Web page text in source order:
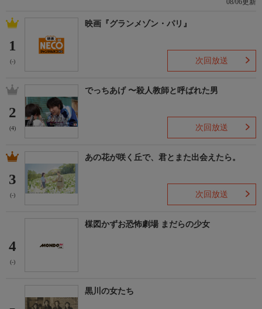
08/06更新
1
(-)
映画『グランメゾン・パリ』
次回放送
2
(4)
でっちあげ 〜殺人教師と呼ばれた男
次回放送
3
(-)
あの花が咲く丘で、君とまた出会えたら。
次回放送
4
(-)
楳図かずお恐怖劇場 まだらの少女
黒川の女たち